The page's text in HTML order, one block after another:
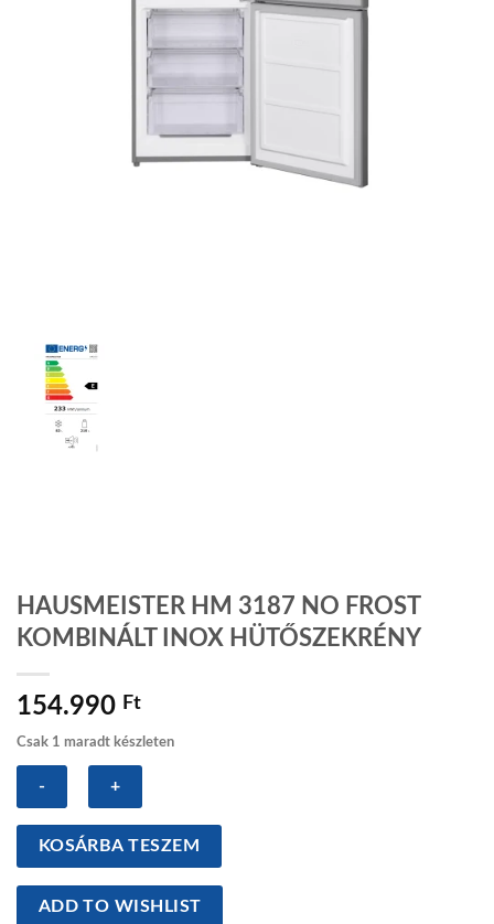
HAUSMEISTER HM 3187 NO FROST
KOMBINÁLT INOX HÜTŐSZEKRÉNY
154.990 Ft
Csak 1 maradt készleten
HAUSMEISTER
HM
3187
NO
KOSÁRBA TESZEM
ADD TO WISHLIST